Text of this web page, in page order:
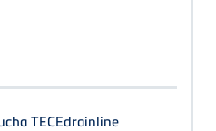
TECEdrainline